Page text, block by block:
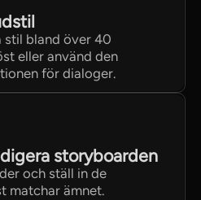
bland över 40
eller använd den
för dialoger.
storyboarden
och ställ in de
matchar ämnet.